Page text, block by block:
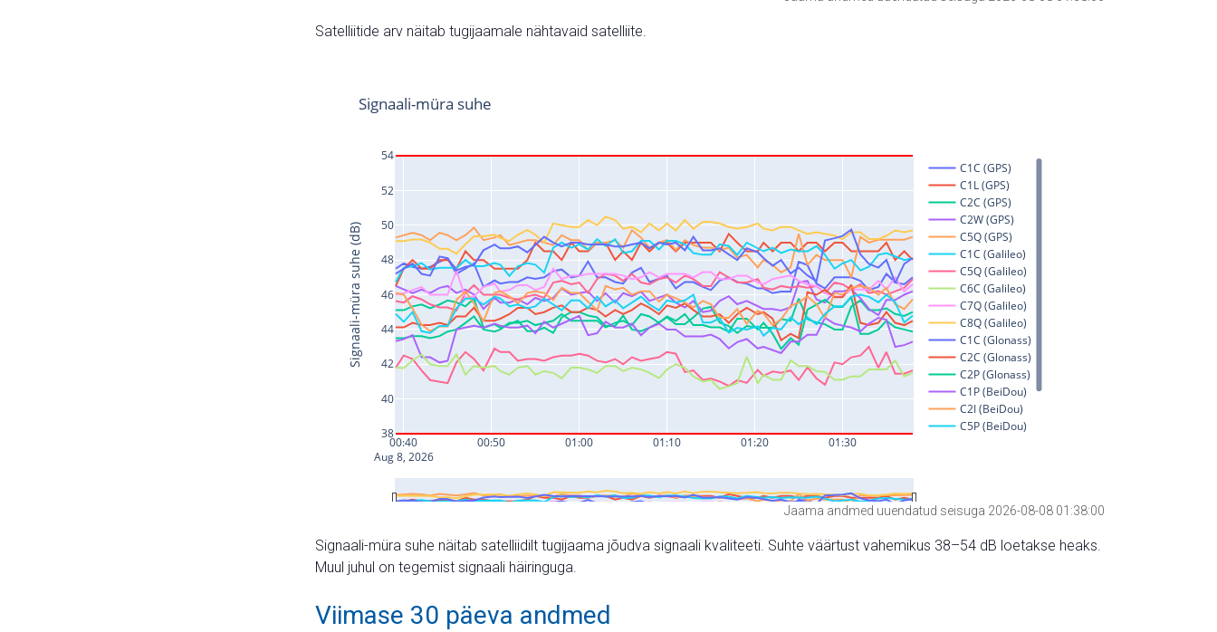
Satelliitide arv näitab tugijaamale nähtavaid satelliite.
Jaama andmed uuendatud seisuga 2026-08-08 01:38:00
Signaali-müra suhe näitab satelliidilt tugijaama jõudva signaali kvaliteeti. Suhte väärtust vahemikus 38–54 dB loetakse heaks.
Muul juhul on tegemist signaali häiringuga.
Viimase 30 päeva andmed